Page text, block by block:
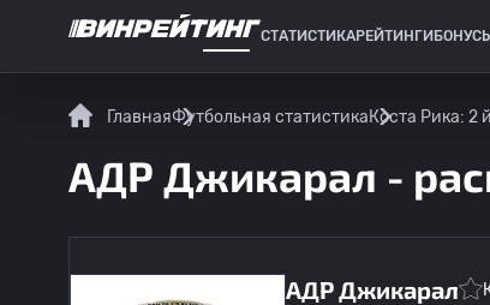
СТАТИСТИКАРЕЙТИНГИ БОНУСЫ
ГлавнаяФутбольная статистикаКоста Рика: 2
АДР Джикарал -
АДР Джикарал